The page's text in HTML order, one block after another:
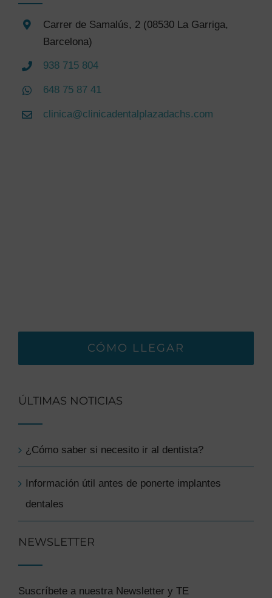
Carrer de Samalús, 2 (08530 La Garriga,
Barcelona)
938 715 804
648 75 87 41
clinica@clinicadentalplazadachs.com
CÓMO LLEGAR
ÚLTIMAS NOTICIAS
¿Cómo saber si necesito ir al dentista?
Información útil antes de ponerte implantes
dentales
NEWSLETTER
Suscríbete a nuestra Newsletter y TE